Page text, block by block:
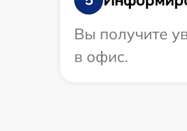
Вы получите
в офис.